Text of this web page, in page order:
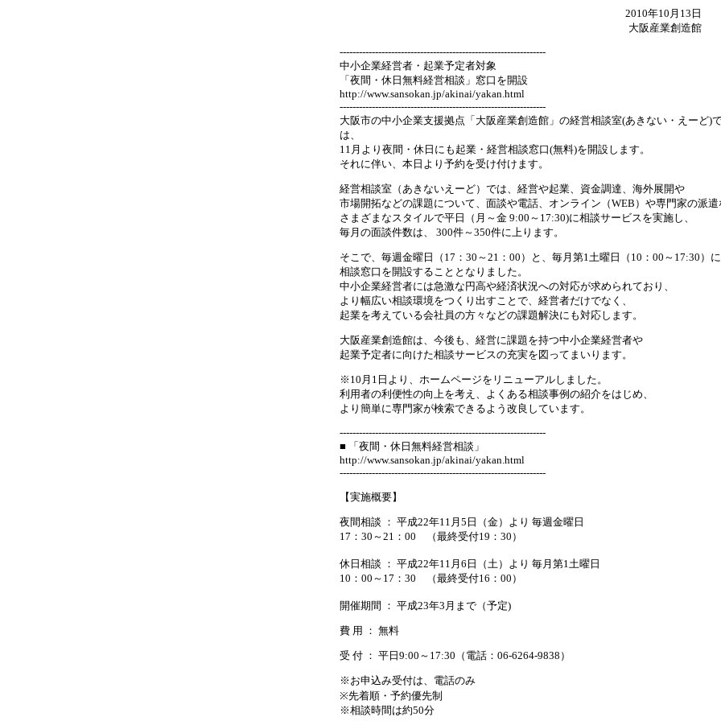
2010年10月13日
大阪産業創造館
----------------------------------------------------------------
中小企業経営者・起業予定者対象
「夜間・休日無料経営相談」窓口を開設
http://www.sansokan.jp/akinai/yakan.html
----------------------------------------------------------------
大阪市の中小企業支援拠点「大阪産業創造館」の経営相談室(あきない・えーど)
は、
11月より夜間・休日にも起業・経営相談窓口(無料)を開設します。
それに伴い、本日より予約を受け付けます。
経営相談室（あきないえーど）では、経営や起業、資金調達、海外展開や
市場開拓などの課題について、面談や電話、オンライン（WEB）や専門家の派遣
さまざまなスタイルで平日（月～金 9:00～17:30)に相談サービスを実施し、
毎月の面談件数は、 300件～350件に上ります。
そこで、毎週金曜日（17：30～21：00）と、毎月第1土曜日（10：00～17:30）
相談窓口を開設することとなりました。
中小企業経営者には急激な円高や経済状況への対応が求められており、
より幅広い相談環境をつくり出すことで、経営者だけでなく、
起業を考えている会社員の方々などの課題解決にも対応します。
大阪産業創造館は、今後も、経営に課題を持つ中小企業経営者や
起業予定者に向けた相談サービスの充実を図ってまいります。
※10月1日より、ホームページをリニューアルしました。
利用者の利便性の向上を考え、よくある相談事例の紹介をはじめ、
より簡単に専門家が検索できるよう改良しています。
----------------------------------------------------------------
■ 「夜間・休日無料経営相談」
http://www.sansokan.jp/akinai/yakan.html
----------------------------------------------------------------
【実施概要】
夜間相談 ： 平成22年11月5日（金）より 毎週金曜日
17：30～21：00 （最終受付19：30）
休日相談 ： 平成22年11月6日（土）より 毎月第1土曜日
10：00～17：30 （最終受付16：00）
開催期間 ： 平成23年3月まで（予定)
費 用 ： 無料
受 付 ： 平日9:00～17:30（電話：06-6264-9838）
※お申込み受付は、電話のみ
※先着順・予約優先制
※相談時間は約50分